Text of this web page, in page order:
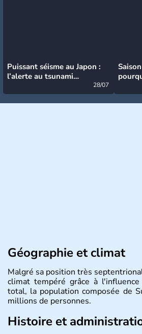
Puissant séisme au Japon :
l’alerte au tsunami
28/07
Géographie et climat
Malgré sa position très
climat tempéré grâce à
total, la population composée de
millions de personnes.
Histoire et